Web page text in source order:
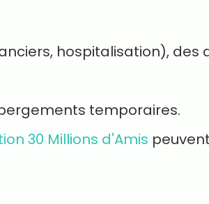
hospitalisation), des
temporaires.
30 Millions d'Amis